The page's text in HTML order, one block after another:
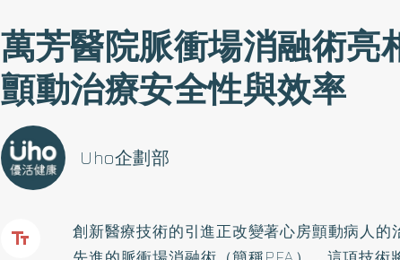
萬芳醫院脈衝場消融術亮
顫動治療安全性與效率
Uho企劃部
創新醫療技術的引進正改變著心房顫動病人